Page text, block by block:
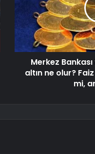
Merkez
altın ne olur?
mi,